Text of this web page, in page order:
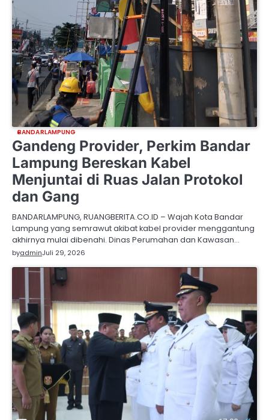
BANDARLAMPUNG
Gandeng Provider, Perkim Bandar
Lampung Bereskan Kabel
Menjuntai di Ruas Jalan Protokol
dan Gang
BANDARLAMPUNG, RUANGBERITA.CO.ID – Wajah Kota Bandar
Lampung yang semrawut akibat kabel provider menggantung
akhirnya mulai dibenahi. Dinas Perumahan dan Kawasan…
byadminJuli 29, 2026